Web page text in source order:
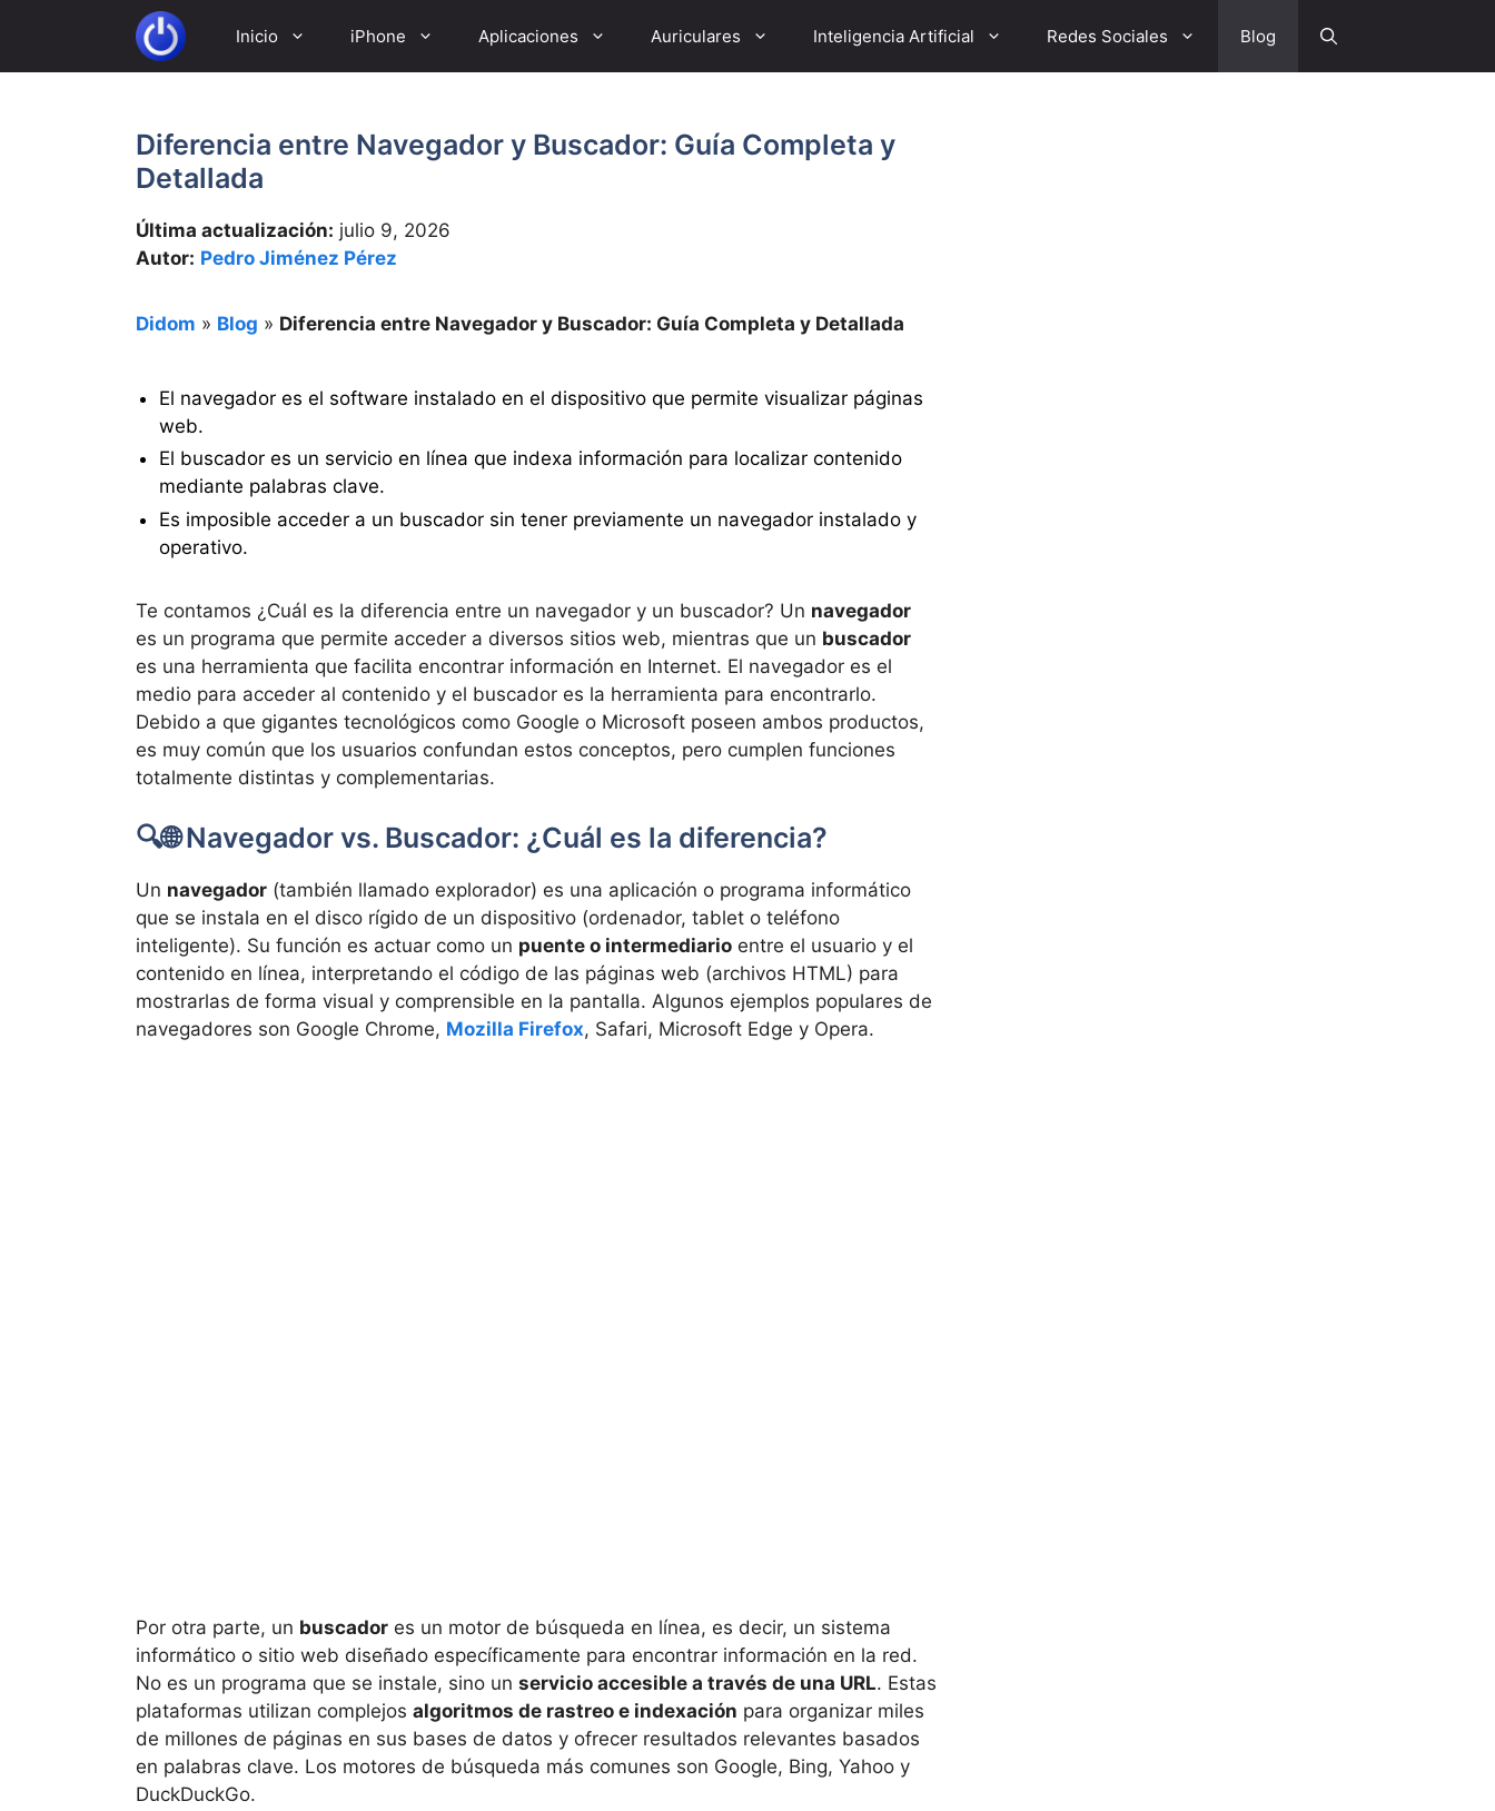
contenido
Inicio iPhone Aplicaciones Auriculares Inteligencia Artificial Redes Sociales Blog
Diferencia entre Navegador y Buscador: Guía Completa y
Detallada
Última actualización: julio 9, 2026
Autor: Pedro Jiménez Pérez
Didom » Blog » Diferencia entre Navegador y Buscador: Guía Completa y Detallada
El navegador es el software instalado en el dispositivo que permite visualizar páginas
web.
El buscador es un servicio en línea que indexa información para localizar contenido
mediante palabras clave.
Es imposible acceder a un buscador sin tener previamente un navegador instalado y
operativo.
Te contamos ¿Cuál es la diferencia entre un navegador y un buscador? Un navegador
es un programa que permite acceder a diversos sitios web, mientras que un buscador
es una herramienta que facilita encontrar información en Internet. El navegador es el
medio para acceder al contenido y el buscador es la herramienta para encontrarlo.
Debido a que gigantes tecnológicos como Google o Microsoft poseen ambos productos,
es muy común que los usuarios confundan estos conceptos, pero cumplen funciones
totalmente distintas y complementarias.
🔍🌐 Navegador vs. Buscador: ¿Cuál es la diferencia?
Un navegador (también llamado explorador) es una aplicación o programa informático
que se instala en el disco rígido de un dispositivo (ordenador, tablet o teléfono
inteligente). Su función es actuar como un puente o intermediario entre el usuario y el
contenido en línea, interpretando el código de las páginas web (archivos HTML) para
mostrarlas de forma visual y comprensible en la pantalla. Algunos ejemplos populares de
navegadores son Google Chrome, Mozilla Firefox, Safari, Microsoft Edge y Opera.
Por otra parte, un buscador es un motor de búsqueda en línea, es decir, un sistema
informático o sitio web diseñado específicamente para encontrar información en la red.
No es un programa que se instale, sino un servicio accesible a través de una URL. Estas
plataformas utilizan complejos algoritmos de rastreo e indexación para organizar miles
de millones de páginas en sus bases de datos y ofrecer resultados relevantes basados
en palabras clave. Los motores de búsqueda más comunes son Google, Bing, Yahoo y
DuckDuckGo.